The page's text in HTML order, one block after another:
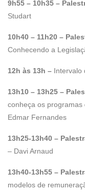
9h55 – 10h35 –
Studart
10h40 – 11h20 –
Conhecendo a
12h às 13h – Intervalo
13h10 – 13h25 –
conheça os programas
Edmar Fernandes
13h25-13h40 –
– Davi Arnaud
13h40-13h55 –
modelos de